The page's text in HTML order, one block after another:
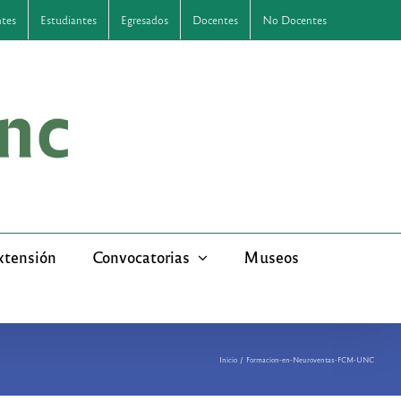
Estudiantes Egresados Docentes No Docentes
Convocatorias Museos
Inicio Formacion-en-Neuroventas-FCM-UNC